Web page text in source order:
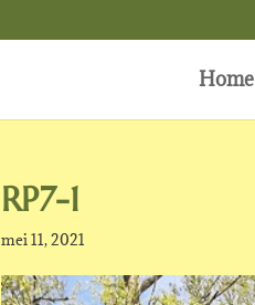
Home
RP7-1
mei 11, 2021